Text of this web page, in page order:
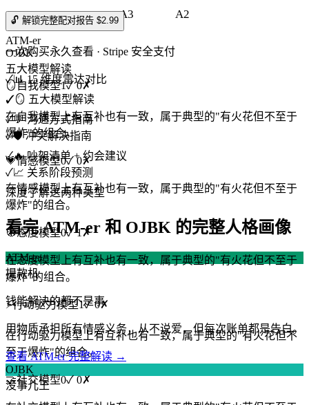
A2
A3
ATM-er
OJBK
五大模型解读
🪞自我模型1✓0✗
在自我模型上有互补也有一致，属于典型的"有火花但不至于
爆炸"的组合。
💗情感模型0✓ 0✗
在情感模型上有互补也有一致，属于典型的"有火花但不至于
爆炸"的组合。
🧭态度模型0✓1✗
在态度模型上有互补也有一致，属于典型的"有火花但不至于
爆炸"的组合。
⚡行动驱力模型1✓0✗
在行动驱力模型上有互补也有一致，属于典型的"有火花但不
至于爆炸"的组合。
🤝社交模型0✓0✗
🔓 解锁完整配对报告 $2.99
一次购买永久查看 · Stripe 安全支付
✓📊 15 维度雷达对比
✓🪞 五大模型解读
✓💬 沟通方式指南
✓🛡️ 冲突解决指南
✓🔥 吵架清单 + 约会建议
✓📈 关系阶段预测
深度了解这两种类型
看完 ATM-er 和 OJBK 的完整人格画像
ATM-er
提款机
钱能解决的都不是事
用物质承担所有情感义务，从不说爱，但每次账单都是告白。
查看 ATM-er 完整解读 →
OJBK
没事儿王